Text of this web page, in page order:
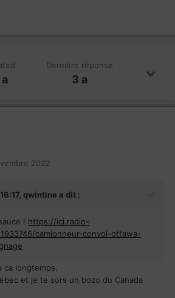
Dernière réponse
3 a
2022
qwintine a dit :
! https://ici.radio-
camionneur-convoi-ottawa-
ca longtemps.
et je te sors un bozo du Canada